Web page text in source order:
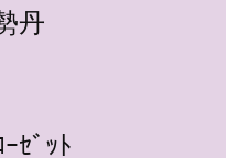
丹
ｾﾞｯﾄ